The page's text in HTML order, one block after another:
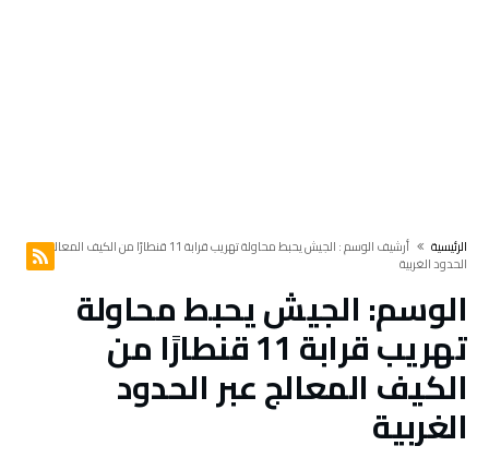
‫الرئيسية‬
‫أرشيف الوسم :‬ الجيش يحبط محاولة تهريب قرابة 11 قنطارًا من الكيف المعالج عبر
الحدود الغربية
الوسم:الجيش يحبط محاولة
تهريب قرابة 11 قنطارًا من
الكيف المعالج عبر الحدود
الغربية